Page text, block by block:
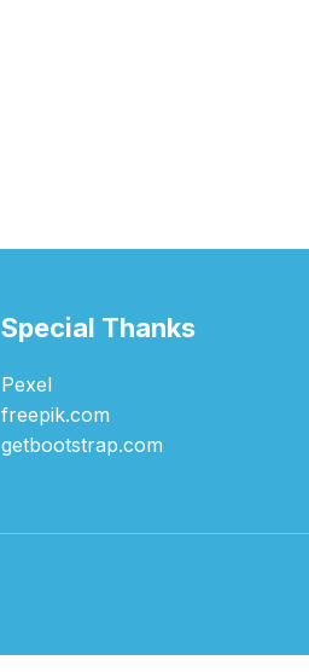
Special Thanks
Pexel
freepik.com
getbootstrap.com